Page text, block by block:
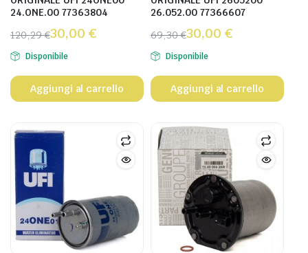
24.ONE.00 77363804
120,29€30,00 €
Disponibile
Aggiungi al carrello
26.052.00 77366607
69,30€30,00 €
Disponibile
Aggiungi al carrello